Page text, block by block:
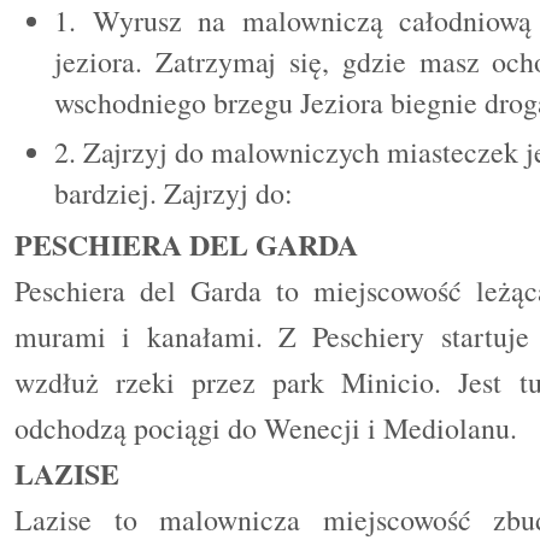
1. Wyrusz na malowniczą
jeziora. Zatrzymaj się, gdzie masz
wschodniego brzegu Jeziora biegnie
2. Zajrzyj do malowniczych miasteczek
bardziej. Zajrzyj do:
PESCHIERA DEL GARDA
Peschiera del Garda to miejscowość
murami i kanałami. Z Peschiery
wzdłuż rzeki przez park Minicio. Jest
odchodzą pociągi do Wenecji i Mediolanu.
LAZISE
Lazise to malownicza miejscowość